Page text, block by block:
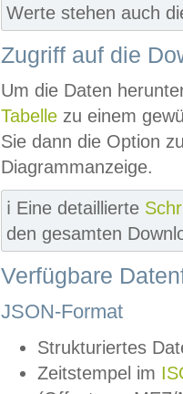
Werte stehen auch
Zugriff auf die
Um die Daten
Tabelle zu einem
Sie dann die Option
Diagrammanzeige.
ℹ️ Eine detaillierte
den gesamten
Verfügbare
JSON-Format
Strukturiertes
Zeitstempel im